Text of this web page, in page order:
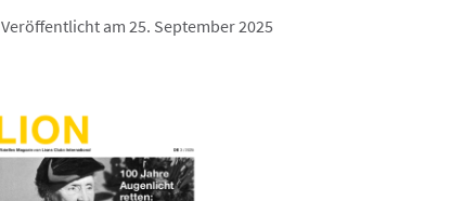
Veröffentlicht am 25. September 2025